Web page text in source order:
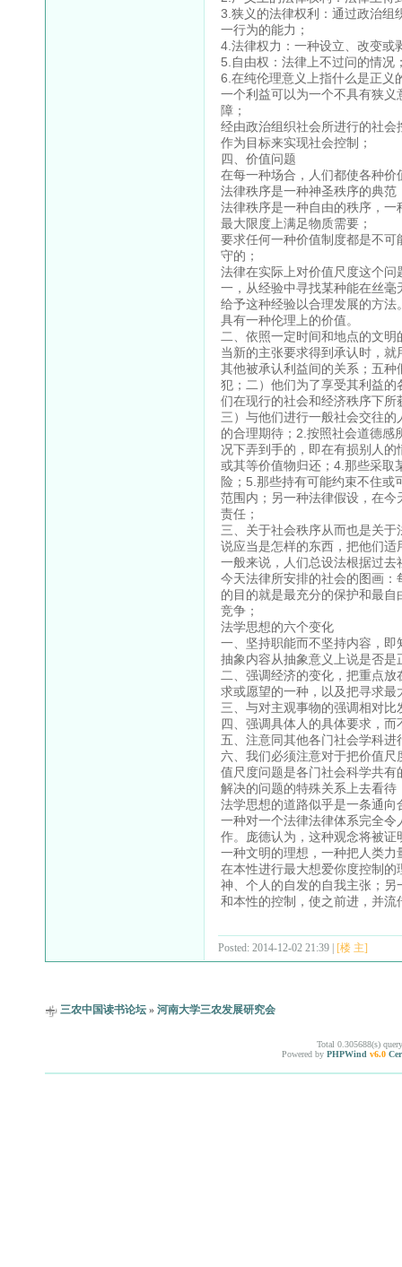
3.狭义的法律权利：通过政治组
一行为的能力；
4.法律权力：一种设立、改变或
5.自由权：法律上不过问的情况
6.在纯伦理意义上指什么是正义
一个利益可以为一个不具有狭
障；
经由政治组织社会所进行的社
作为目标来实现社会控制；
四、价值问题
在每一种场合，人们都使各种
法律秩序是一种神圣秩序的典
法律秩序是一种自由的秩序，
最大限度上满足物质需要；
要求任何一种价值制度都是不
守的；
法律在实际上对价值尺度这个问
一，从经验中寻找某种能在丝
给予这种经验以合理发展的方
具有一种伦理上的价值。
二、依照一定时间和地点的文
当新的主张要求得到承认时，
其他被承认利益间的关系；五
犯；二）他们为了享受其利益
们在现行的社会和经济秩序下所
三）与他们进行一般社会交往
的合理期待；2.按照社会道德感
况下弄到手的，即在有损别人
或其等价值物归还；4.那些采取
险；5.那些持有可能约束不住或
范围内；另一种法律假设，在
责任；
三、关于社会秩序从而也是关
说应当是怎样的东西，把他们
一般来说，人们总设法根据过
今天法律所安排的社会的图画
的目的就是最充分的保护和最
竞争；
法学思想的六个变化
一、坚持职能而不坚持内容，
抽象内容从抽象意义上说是否是
二、强调经济的变化，把重点
求或愿望的一种，以及把寻求
三、与对主观事物的强调相对
四、强调具体人的具体要求，
五、注意同其他各门社会学科
六、我们必须注意对于把价值
值尺度问题是各门社会科学共
解决的问题的特殊关系上去看待
法学思想的道路似乎是一条通
一种对一个法律法律体系完全
作。庞德认为，这种观念将被
一种文明的理想，一种把人类
在本性进行最大想爱你度控制
神、个人的自发的自我主张；
和本性的控制，使之前进，并
Posted: 2014-12-02 21:39 | [楼 主]
三农中国读书论坛 » 河南大学三农发展研究会
Total 0.305688(s)
Powered by PHPWind v6.0